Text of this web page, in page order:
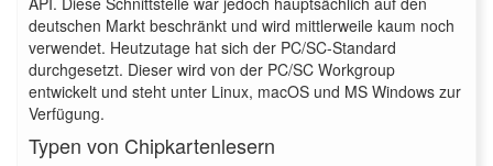
deutschen Markt beschränkt und wird mittlerweile kaum noch
verwendet. Heutzutage hat sich der PC/SC-Standard
durchgesetzt. Dieser wird von der PC/SC Workgroup
entwickelt und steht unter Linux, macOS und MS Windows zur
Verfügung.
Typen von Chipkartenlesern